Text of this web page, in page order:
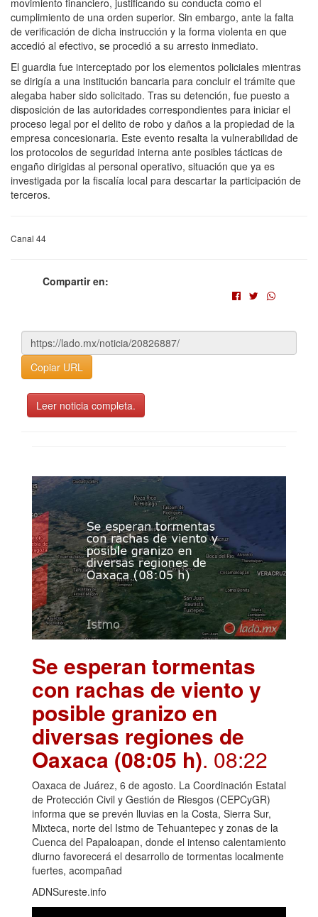
cumplimiento de una orden superior. Sin embargo, ante la falta
de verificación de dicha instrucción y la forma violenta en que
accedió al efectivo, se procedió a su arresto inmediato.
El guardia fue interceptado por los elementos policiales mientras
se dirigía a una institución bancaria para concluir el trámite que
alegaba haber sido solicitado. Tras su detención, fue puesto a
disposición de las autoridades correspondientes para iniciar el
proceso legal por el delito de robo y daños a la propiedad de la
empresa concesionaria. Este evento resalta la vulnerabilidad de
los protocolos de seguridad interna ante posibles tácticas de
engaño dirigidas al personal operativo, situación que ya es
investigada por la fiscalía local para descartar la participación de
terceros.
Canal 44
Compartir en:
Copiar URL
Leer noticia completa.
Se esperan tormentas
con rachas de viento y
posible granizo en
diversas regiones de
Oaxaca (08:05 h). 08:22
Oaxaca de Juárez, 6 de agosto. La Coordinación Estatal
de Protección Civil y Gestión de Riesgos (CEPCyGR)
informa que se prevén lluvias en la Costa, Sierra Sur,
Mixteca, norte del Istmo de Tehuantepec y zonas de la
Cuenca del Papaloapan, donde el intenso calentamiento
diurno favorecerá el desarrollo de tormentas localmente
fuertes, acompañad
ADNSureste.info